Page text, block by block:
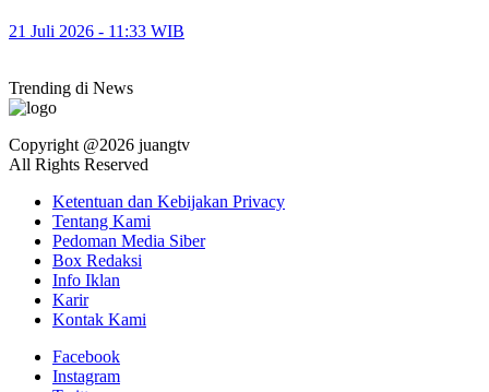
21 Juli 2026 - 11:33 WIB
Trending di News
Copyright @2026 juangtv
All Rights Reserved
Ketentuan dan Kebijakan Privacy
Tentang Kami
Pedoman Media Siber
Box Redaksi
Info Iklan
Karir
Kontak Kami
Facebook
Instagram